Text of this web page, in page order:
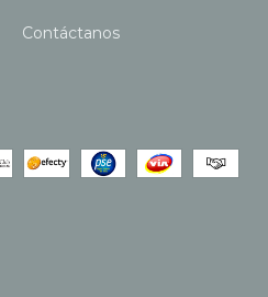
Contáctanos